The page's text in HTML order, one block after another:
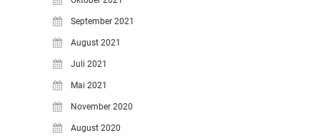
September 2021
August 2021
Juli 2021
Mai 2021
November 2020
August 2020